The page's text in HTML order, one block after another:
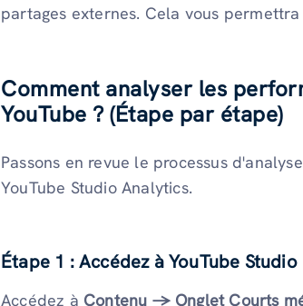
partages externes. Cela vous
Comment analyser les
YouTube ? (Étape par étape)
Passons en revue le processus
YouTube Studio Analytics.
Étape 1 : Accédez à YouTube Studio
Accédez à Contenu → Onglet Courts